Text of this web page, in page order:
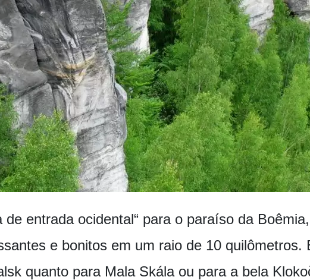
de entrada ocidental“ para o paraíso da
e bonitos em um raio de 10 quilômetros.
quanto para Mala Skála ou para a bela